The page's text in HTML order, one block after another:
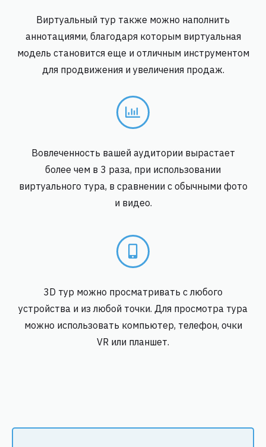
Виртуальный тур также можно наполнить
аннотациями, благодаря которым виртуальная
модель становится еще и отличным инструментом
для продвижения и увеличения продаж.
Вовлеченность вашей аудитории вырастает
более чем в 3 раза, при использовании
виртуального тура, в сравнении с обычными фото
и видео.
3D тур можно просматривать с любого
устройства и из любой точки. Для просмотра тура
можно использовать компьютер, телефон, очки
VR или планшет.